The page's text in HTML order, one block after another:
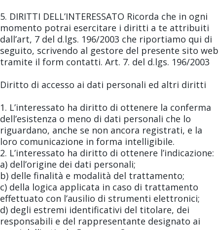
5. DIRITTI DELL’INTERESSATO Ricorda che in ogni
momento potrai esercitare i diritti a te attribuiti
dall’art, 7 del d.lgs. 196/2003 che riportiamo qui di
seguito, scrivendo al gestore del presente sito web
tramite il form contatti. Art. 7. del d.lgs. 196/2003
Diritto di accesso ai dati personali ed altri diritti
1. L’interessato ha diritto di ottenere la conferma
dell’esistenza o meno di dati personali che lo
riguardano, anche se non ancora registrati, e la
loro comunicazione in forma intelligibile.
2. L’interessato ha diritto di ottenere l’indicazione:
a) dell’origine dei dati personali;
b) delle finalità e modalità del trattamento;
c) della logica applicata in caso di trattamento
effettuato con l’ausilio di strumenti elettronici;
d) degli estremi identificativi del titolare, dei
responsabili e del rappresentante designato ai